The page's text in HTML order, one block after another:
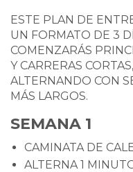
ESTE PLAN DE
UN FORMATO DE 3
COMENZARÁS
Y CARRERAS
ALTERNANDO CON
MÁS LARGOS.
SEMANA 1
CAMINATA DE
ALTERNA 1